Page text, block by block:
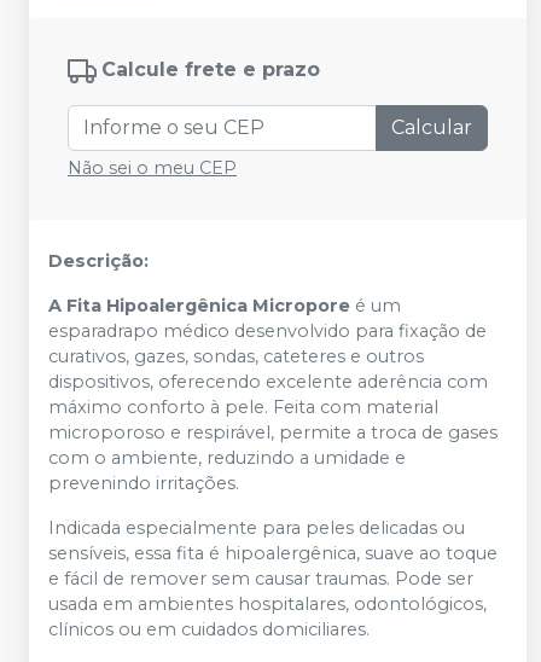
Calcule frete e prazo
Calcular
Não sei o meu CEP
Descrição:
A Fita Hipoalergênica Micropore é um
esparadrapo médico desenvolvido para fixação de
curativos, gazes, sondas, cateteres e outros
dispositivos, oferecendo excelente aderência com
máximo conforto à pele. Feita com material
microporoso e respirável, permite a troca de gases
com o ambiente, reduzindo a umidade e
prevenindo irritações.
Indicada especialmente para peles delicadas ou
sensíveis, essa fita é hipoalergênica, suave ao toque
e fácil de remover sem causar traumas. Pode ser
usada em ambientes hospitalares, odontológicos,
clínicos ou em cuidados domiciliares.